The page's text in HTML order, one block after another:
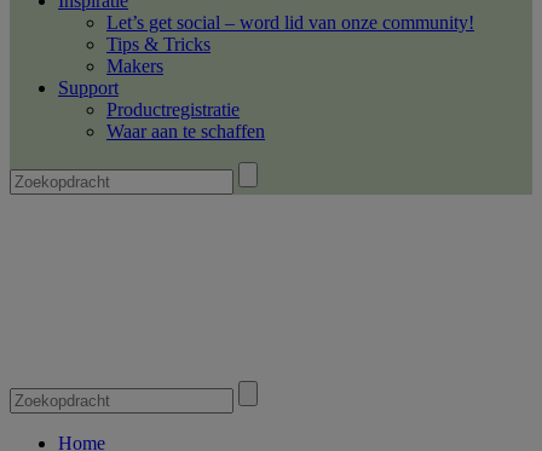
Let’s get social – word lid van onze community!
Tips & Tricks
Makers
Support
Productregistratie
Waar aan te schaffen
Home